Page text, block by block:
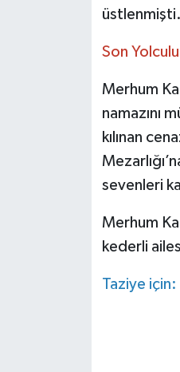
üstlenmişti.
Son
Merhum
namazını
kılınan
sevenleri
Merhum
kederli
Taziye için: